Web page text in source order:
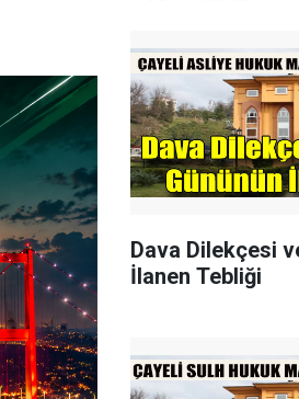
Dava Dilekçesi
İlanen Tebliği